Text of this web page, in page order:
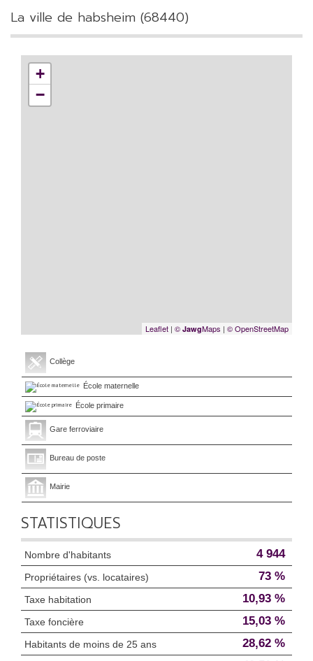
la ville de habsheim (68440)
+
−
Leaflet | © JawgMaps | © OpenStreetMap
Collège
École maternelle
École primaire
Gare ferroviaire
Bureau de poste
Mairie
STATISTIQUES
Nombre d'habitants 4 944
Propriétaires (vs. locataires) 73 %
Taxe habitation 10,93 %
Taxe foncière 15,03 %
Habitants de moins de 25 ans 28,62 %